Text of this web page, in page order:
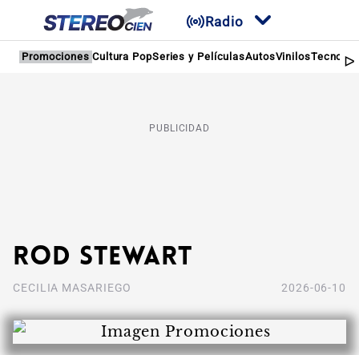
Radio
Promociones Cultura PopSeries y PelículasAutosVinilos
PUBLICIDAD
Rod Stewart
CECILIA MASARIEGO 2026-06-10